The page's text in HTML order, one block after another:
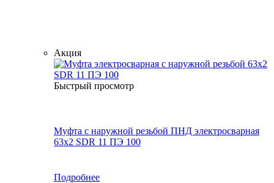
Акция
Быстрый просмотр
Муфта с наружной резьбой ПНД электросварная
63x2 SDR 11 ПЭ 100
Подробнее